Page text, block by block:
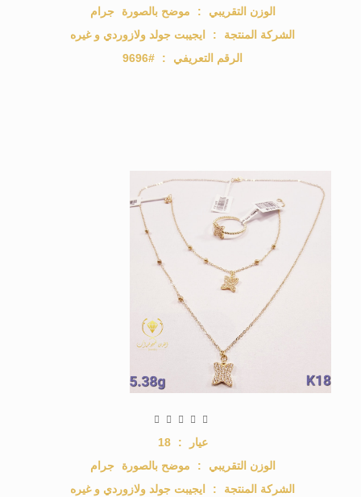
الوزن التقريبي
: موضح بالصورة
جرام
الشركة المنتجة
:
ايجيبت جولد ولازوردي و غيره
الرقم التعريفي
:
#9696
عيار :
18
الوزن التقريبي
: موضح بالصورة
جرام
الشركة المنتجة
:
ايجيبت جولد ولازوردي و غيره